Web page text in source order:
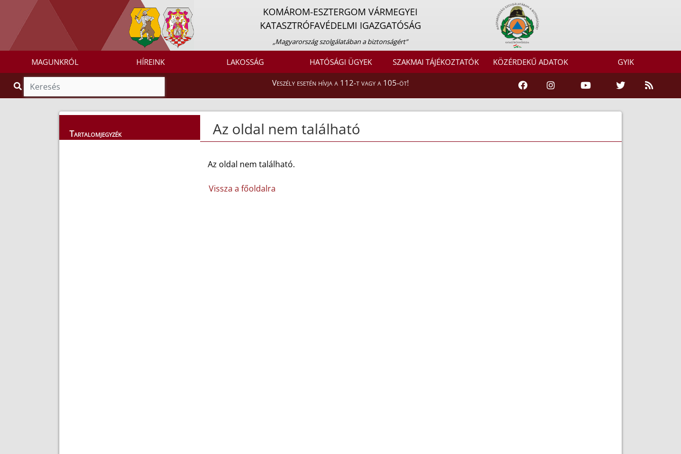
KOMÁROM-ESZTERGOM VÁRMEGYEI
KATASZTRÓFAVÉDELMI IGAZGATÓSÁG
„Magyarország szolgálatában a biztonságért”
MAGUNKRÓL HÍREINK LAKOSSÁG HATÓSÁGI ÜGYEK SZAKMAI TÁJÉKOZTATÓK KÖZÉRDEKŰ ADATOK GYIK
Veszély esetén hívja a 112-t vagy a 105-öt!
Tartalomjegyzék Az oldal nem található
Az oldal nem található.
Vissza a főoldalra